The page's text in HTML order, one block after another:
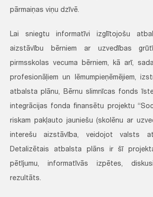
pārmaiņas viņu dzīvē.
Lai sniegtu informatīvi izglītojošu
aizstāvību bērniem ar uzvedības
pirmsskolas vecuma bērniem, kā arī,
profesionāļiem un lēmumpieņēmējiem,
atbalsta plānu, Bērnu slimnīcas fonds
integrācijas fonda finansētu projektu
riskam pakļauto jauniešu (skolēnu ar
interešu aizstāvība, veidojot valsts
Detalizētais atbalsta plāns ir šī
pētījumu, informatīvās izpētes,
rezultāts.